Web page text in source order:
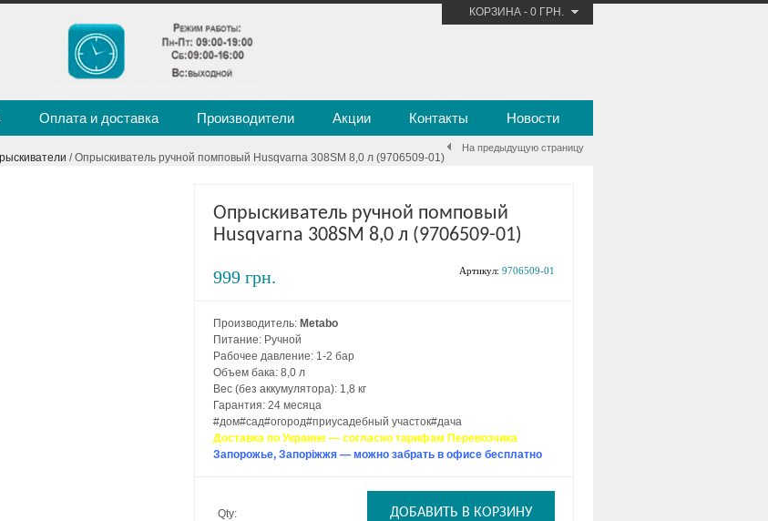
КОРЗИНА - 0 ГРН.
Оплата и доставка Производители Акции Контакты Новости
/ Опрыскиватель ручной помповый Husqvarna 308SM 8,0 л (9706509-01)
На предыдущую страницу
Опрыскиватель ручной помповый
Husqvarna 308SM 8,0 л (9706509-01)
999 грн. Артикул: 9706509-01
Производитель: Metabo
Питание: Ручной
Рабочее давление: 1-2 бар
Объем бака: 8,0 л
Вес (без аккумулятора): 1,8 кг
Гарантия: 24 месяца
#дом#сад#огород#приусадебный участок#дача
Доставка по Украине — согласно тарифам Перевозчика
Запорожье, Запоріжжя — можно забрать в офисе бесплатно
Qty: ДОБАВИТЬ В КОРЗИНУ